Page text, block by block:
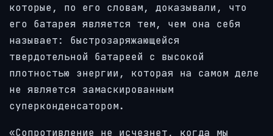
которые, по его словам, доказывали, что
его батарея является тем, чем она себя
называет: быстрозаряжающейся
твердотельной батареей с высокой
плотностью энергии, которая на самом деле
не является замаскированным
суперконденсатором.
«Сопротивление не исчезнет, когда мы